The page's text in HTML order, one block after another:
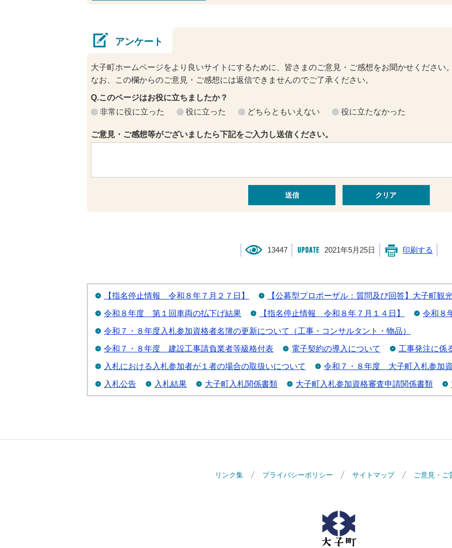
アンケート
大子町ホームページをより良いサイトにするために、皆さまのご意見・ご感想をお聞かせください。
なお、この欄からのご意見・ご感想には返信できませんのでご了承ください。
Q.このページはお役に立ちましたか？
非常に役に立った
役に立った どちらともいえない 役に立たなかった
ご意見・ご感想等がございましたら下記をご入力し送信ください。
13447 2021年5月25日 印刷する
【指名停止情報＿令和８年７月２７日】 【公募型プロポーザル：質問及び回答】大子町観
令和８年度 第１回車両の払下げ結果 【指名停止情報＿令和８年７月１４日】 令和８
令和７・８年度入札参加資格者名簿の更新について（工事・コンサルタント・物品）
令和７・８年度 建設工事請負業者等級格付表 電子契約の導入について 工事発注に係
入札における入札参加者が１者の場合の取扱いについて 令和７・８年度 大子町入札参加
入札公告 入札結果 大子町入札関係書類 大子町入札参加資格審査申請関係書類
リンク集 プライバシーポリシー サイトマップ ご意見・ご